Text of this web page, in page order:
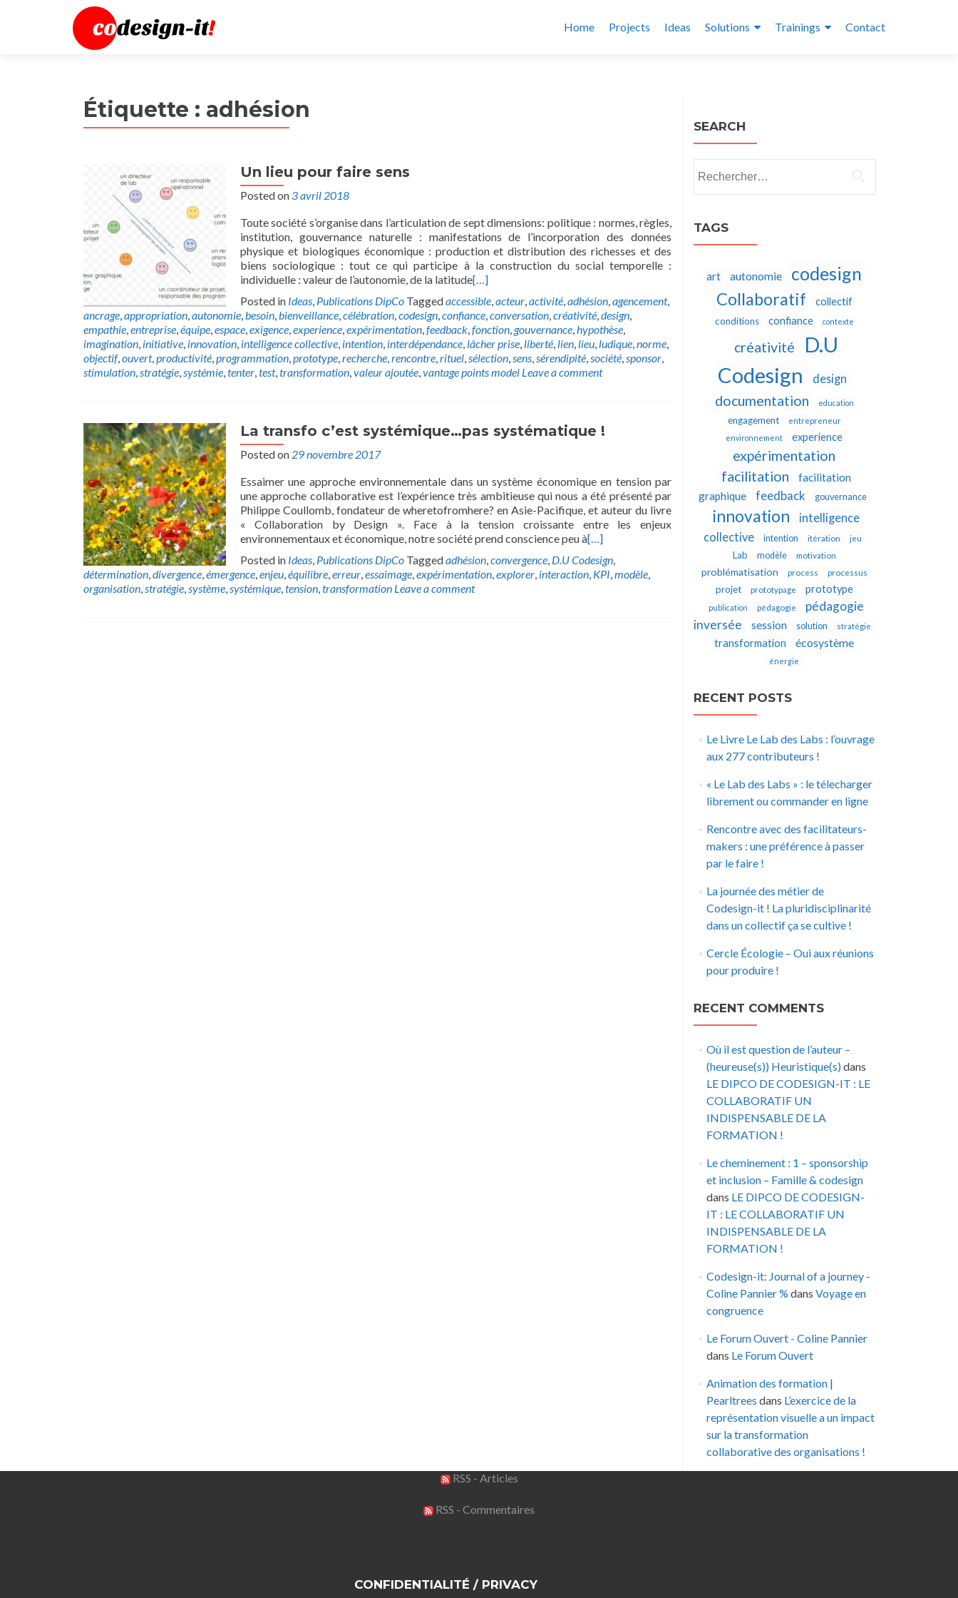
Home Projects Ideas Solutions Trainings Contact
Étiquette : adhésion
Un lieu pour faire sens
Posted on 3 avril 2018
Toute société s’organise dans l’articulation de sept dimensions: politique : normes, règles,
institution, gouvernance naturelle : manifestations de l’incorporation des données
physique et biologiques économique : production et distribution des richesses et des
biens sociologique : tout ce qui participe à la construction du social temporelle :
individuelle : valeur de l’autonomie, de la latitude[…]
Posted in Ideas, Publications DipCo Taggedaccessible,acteur,activité,adhésion,agencement,
ancrage,appropriation,autonomie,besoin,bienveillance,célébration,codesign,confiance,conversation,créativité,design,
empathie,entreprise,équipe,espace,exigence,experience,expérimentation,feedback,fonction,gouvernance,hypothèse,
imagination, initiative, innovation, intelligence collective, intention, interdépendance, lâcher prise, liberté, lien, lieu, ludique,norme,
objectif,ouvert,productivité,programmation,prototype,recherche,rencontre,rituel,sélection,sens,sérendipité,société,sponsor,
stimulation,stratégie,systémie,tenter,test,transformation,valeur ajoutée,vantage points model Leave a comment
La transfo c’est systémique…pas systématique !
Posted on 29 novembre 2017
Essaimer une approche environnementale dans un système économique en tension par
une approche collaborative est l’expérience très ambitieuse qui nous a été présenté par
Philippe Coullomb, fondateur de wheretofromhere? en Asie-Pacifique, et auteur du livre
« Collaboration by Design ». Face à la tension croissante entre les enjeux
environnementaux et économique, notre société prend conscience peu à[…]
Posted in Ideas, Publications DipCo Taggedadhésion,convergence, D.U Codesign,
détermination,divergence,émergence,enjeu,équilibre,erreur,essaimage,expérimentation,explorer, interaction, KPI,modèle,
organisation,stratégie,système,systémique,tension,transformation Leave a comment
SEARCH
TAGS
art autonomie codesign
Collaboratif collectif
conditions confiance contexte
créativité
D.U
Codesign
design
documentation education
engagement
entrepreneur
environnement
experience
expérimentation
facilitation
facilitation
graphique
feedback gouvernance
innovation
intelligence
collective
intention itération jeu
Lab modèle motivation
problématisation process processus
projet prototypage prototype
publication pédagogie
pédagogie
inversée
session solution stratégie
transformation écosystème
énergie
RECENT POSTS
Le Livre Le Lab des Labs : l’ouvrage
aux 277 contributeurs !
« Le Lab des Labs » : le télecharger
librement ou commander en ligne
Rencontre avec des facilitateurs-
makers : une préférence à passer
par le faire !
La journée des métier de
Codesign-it ! La pluridisciplinarité
dans un collectif ça se cultive !
Cercle Écologie – Oui aux réunions
pour produire !
RECENT COMMENTS
Où il est question de l’auteur –
(heureuse(s)) Heuristique(s)dans
LE DIPCO DE CODESIGN-IT : LE
COLLABORATIF UN
INDISPENSABLE DE LA
FORMATION !
Le cheminement : 1 – sponsorship
et inclusion – Famille & codesign
dans LE DIPCO DE CODESIGN-
IT : LE COLLABORATIF UN
INDISPENSABLE DE LA
FORMATION !
Codesign-it: Journal of a journey -
Coline Pannier % dans Voyage en
congruence
Le Forum Ouvert - Coline Pannier
dans Le Forum Ouvert
Animation des formation |
Pearltrees dans L’exercice de la
représentation visuelle a un impact
sur la transformation
collaborative des organisations !
RSS - Articles
RSS - Commentaires
CONFIDENTIALITÉ / PRIVACY